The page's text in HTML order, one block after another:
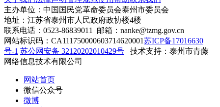
主办单位：中国国民党革命委员会泰州市委员会
地址：江苏省泰州市人民政府政协楼4楼
联系电话：0523-86839011 邮箱：nanke@tzmg.gov.cn
网站标识码：CA111750000603714620001苏ICP备17016630
号-1 苏公网安备 32120202010429号
技术支持：泰州市青藤
网络信息技术有限公司
网站首页
微信公众号
微博